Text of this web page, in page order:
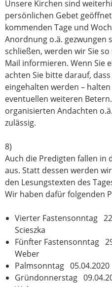
Unsere Kirchen sind
persönlichen Gebet
kommenden Tage und
Anordnung o.ä. gezwungen
schließen, werden wir Sie
Mail informieren. Wenn Sie
achten Sie bitte darauf,
eingehalten werden –
eventuellen weiteren
organisierten Andachten
zulässig.
8)
Auch die Predigten fallen in
aus. Statt dessen werden
den Lesungstexten des
Wir haben dafür folgenden
Vierter Fastensonntag
Scieszka
Fünfter Fastensonntag
Weber
Palmsonntag
Gründonnerstag